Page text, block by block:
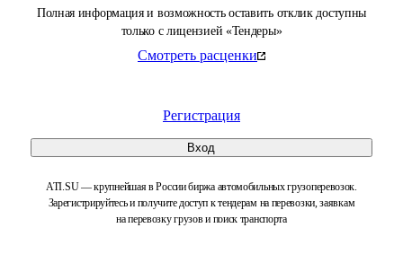
Полная информация и возможность оставить отклик доступны
только с лицензией «Тендеры»
Смотреть расценки
Регистрация
Вход
ATI.SU — крупнейшая в России биржа автомобильных грузоперевозок.
Зарегистрируйтесь и получите доступ к тендерам на перевозки, заявкам
на перевозку грузов и поиск транспорта